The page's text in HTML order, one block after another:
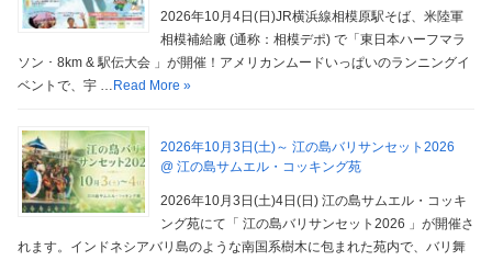
2026年10月4日(日)JR横浜線相模原駅そば、米陸軍
相模補給廠 (通称：相模デポ) で「東日本ハーフマラ
ソン ･ 8km & 駅伝大会 」が開催！アメリカンムードいっぱいのランニングイ
ベントで、宇 … Read More »
2026年10月3日(土)～ 江の島バリサンセット2026
@ 江の島サムエル・コッキング苑
2026年10月3日(土)4日(日) 江の島サムエル・コッキ
ング苑にて「 江の島バリサンセット2026 」が開催さ
れます。インドネシアバリ島のような南国系樹木に包まれた苑内で、バリ舞